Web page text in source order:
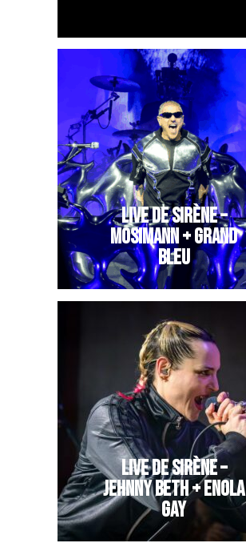
LIVE DE SIRÈNE –
MOSIMANN + GRAND
BLEU
LIVE DE SIRÈNE –
JEHNNY BETH + ENOLA
GAY